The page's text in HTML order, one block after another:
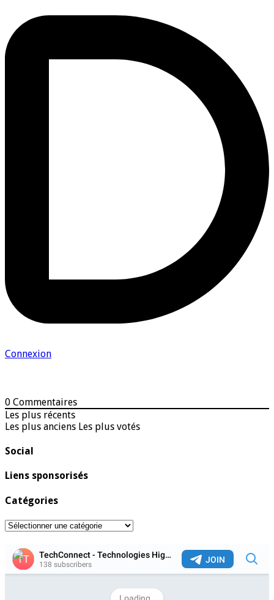
Connexion
0 Commentaires
Les plus récents
Les plus anciens Les plus votés
Social
Liens sponsorisés
Catégories
Catégories